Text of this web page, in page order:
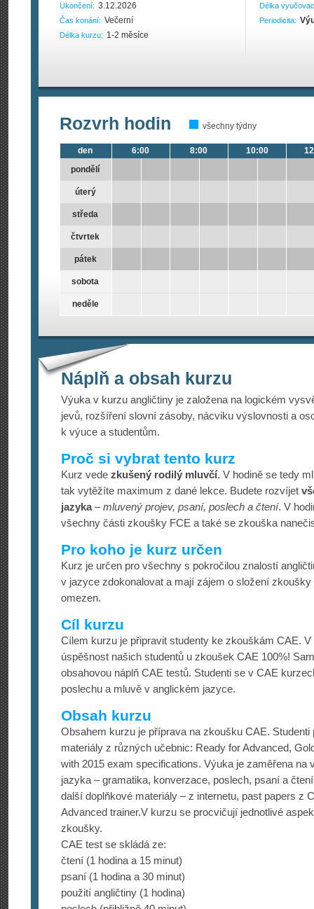
Ukončení: 3.12.2026
Čas konání: Večerní
Délka kurzu: 1-2 měsíce
Délka
Periodicita:
Rozvrh hodin všechny týdny
den
pondělí
úterý
středa
čtvrtek
pátek
sobota
neděle
6:00 8:00 10:00
Náplň a obsah kurzu
Výuka v kurzu angličtiny je založena na logickém
jevů, rozšíření slovní zásoby, nácviku výslovnosti a
k výuce a studentům.
Proč si vybrat tento kurz
Kurz vede zkušený rodilý mluvčí. V hodině se tedy
tak vytěžíte maximum z dané lekce. Budete rozvíjet
jazyka–mluvený projev, psaní, poslech a čtení. V
všechny části zkoušky FCE a také se zkouška
Pro koho je kurz určen
Kurz je určen pro všechny s pokročilou znalostí
v jazyce zdokonalovat a mají zájem o složení
omezen.
Cíl kurzu
Cílem kurzu je připravit studenty ke zkouškám CAE.
úspěšnost našich studentů u zkoušek CAE 100%!
obsahovou náplň CAE testů. Studenti se v CAE
poslechu a mluvě v anglickém jazyce.
Obsah kurzu
Obsahem kurzu je příprava na zkoušku CAE. Studenti
materiály z různých učebnic: Ready for Advanced,
with 2015 exam specifications. Výuka je zaměřena na
jazyka – gramatika, konverzace, poslech, psaní a
další doplňkové materiály – z internetu, past papers z
Advanced trainer.V kurzu se procvičují jednotlivé
zkoušky.
CAE test se skládá ze:
čtení (1 hodina a 15 minut)
psaní (1 hodina a 30 minut)
použití angličtiny (1 hodina)